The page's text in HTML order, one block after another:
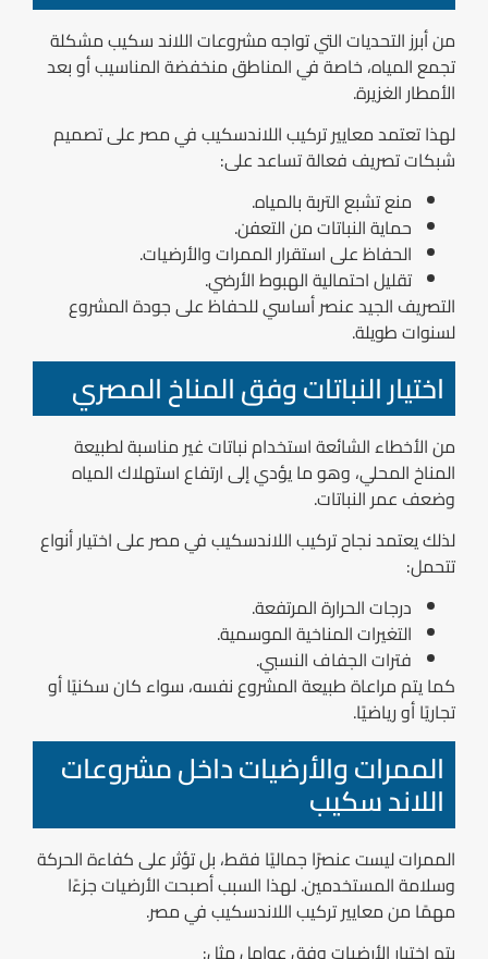
من أبرز التحديات التي تواجه مشروعات اللاند سكيب مشكلة
تجمع المياه، خاصة في المناطق منخفضة المناسيب أو بعد
الأمطار الغزيرة.
لهذا تعتمد معايير تركيب اللاندسكيب في مصر على تصميم
شبكات تصريف فعالة تساعد على:
منع تشبع التربة بالمياه.
حماية النباتات من التعفن.
الحفاظ على استقرار الممرات والأرضيات.
تقليل احتمالية الهبوط الأرضي.
التصريف الجيد عنصر أساسي للحفاظ على جودة المشروع
لسنوات طويلة.
اختيار النباتات وفق المناخ المصري
من الأخطاء الشائعة استخدام نباتات غير مناسبة لطبيعة
المناخ المحلي، وهو ما يؤدي إلى ارتفاع استهلاك المياه
وضعف عمر النباتات.
لذلك يعتمد نجاح تركيب اللاندسكيب في مصر على اختيار أنواع
تتحمل:
درجات الحرارة المرتفعة.
التغيرات المناخية الموسمية.
فترات الجفاف النسبي.
كما يتم مراعاة طبيعة المشروع نفسه، سواء كان سكنيًا أو
تجاريًا أو رياضيًا.
الممرات والأرضيات داخل مشروعات
اللاند سكيب
الممرات ليست عنصرًا جماليًا فقط، بل تؤثر على كفاءة الحركة
وسلامة المستخدمين. لهذا السبب أصبحت الأرضيات جزءًا
مهمًا من معايير تركيب اللاندسكيب في مصر.